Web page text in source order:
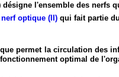
désigne l'ensemble des nerfs
nerf optique (II) qui fait partie
permet la circulation des
optimal de